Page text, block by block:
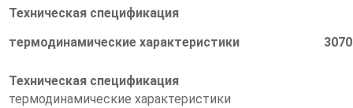
Техническая
термодинамические характеристики
Техническая спецификация
термодинамические характеристики